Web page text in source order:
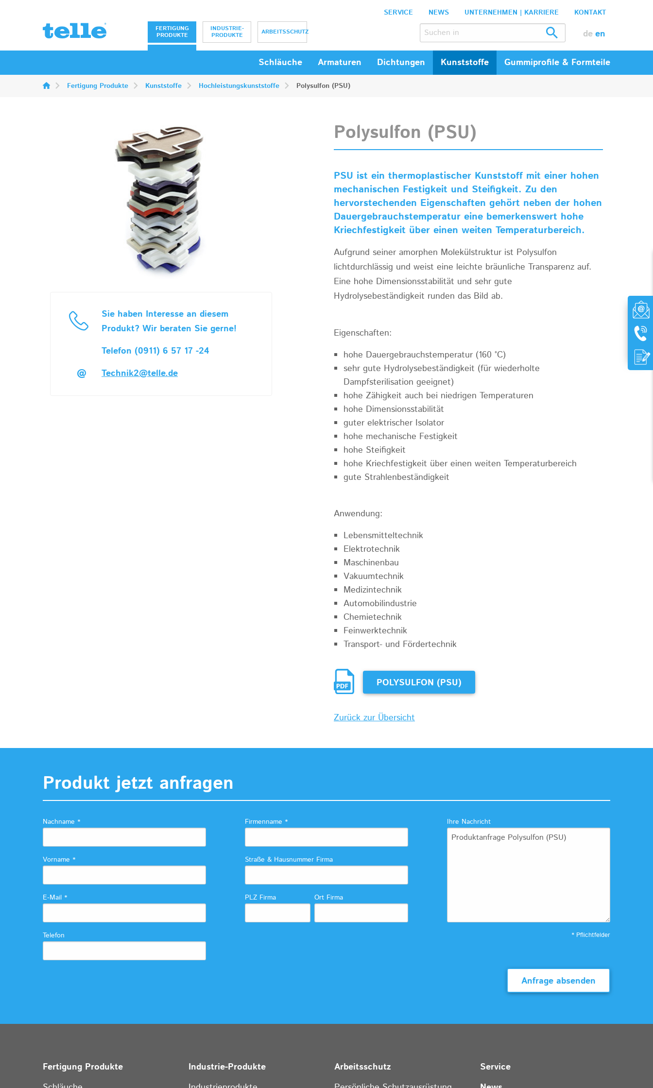
Erwin Telle GmbH
FERTIGUNG
PRODUKTE
INDUSTRIE-
PRODUKTE
ARBEITSSCHUTZ
SERVICE NEWS UNTERNEHMEN | KARRIERE KONTAKT
de en
Schläuche Armaturen Dichtungen Kunststoffe Gummiprofile & Formteile
Fertigung Produkte Kunststoffe Hochleistungskunststoffe Polysulfon (PSU)
Sie haben Interesse an diesem
Produkt? Wir beraten Sie gerne!
Telefon (0911) 6 57 17 -24
Technik2@telle.de
Polysulfon (PSU)
PSU ist ein thermoplastischer Kunststoff mit einer hohen
mechanischen Festigkeit und Steifigkeit. Zu den
hervorstechenden Eigenschaften gehört neben der hohen
Dauergebrauchstemperatur eine bemerkenswert hohe
Kriechfestigkeit über einen weiten Temperaturbereich.
Aufgrund seiner amorphen Molekülstruktur ist Polysulfon
lichtdurchlässig und weist eine leichte bräunliche Transparenz auf.
Eine hohe Dimensionsstabilität und sehr gute
Hydrolysebeständigkeit runden das Bild ab.
Eigenschaften:
hohe Dauergebrauchstemperatur (160 °C)
sehr gute Hydrolysebeständigkeit (für wiederholte
Dampfsterilisation geeignet)
hohe Zähigkeit auch bei niedrigen Temperaturen
hohe Dimensionsstabilität
guter elektrischer Isolator
hohe mechanische Festigkeit
hohe Steifigkeit
hohe Kriechfestigkeit über einen weiten Temperaturbereich
gute Strahlenbeständigkeit
Anwendung:
Lebensmitteltechnik
Elektrotechnik
Maschinenbau
Vakuumtechnik
Medizintechnik
Automobilindustrie
Chemietechnik
Feinwerktechnik
Transport- und Fördertechnik
POLYSULFON (PSU)
Zurück zur Übersicht
Produkt jetzt anfragen
Nachname *
Vorname *
E-Mail *
Telefon
Firmenname *
Straße & Hausnummer Firma
PLZ Firma Ort Firma
Ihre Nachricht
* Pflichtfelder
Anfrage absenden
Fertigung Produkte
Industrie-Produkte
Arbeitsschutz
Service